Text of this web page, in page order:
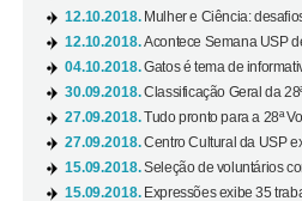
12.10.2018. Mulher e Ciência:
12.10.2018.Acontece Semana USP
04.10.2018.Gatos é tema de
30.09.2018.Classificação Geral da
27.09.2018.Tudo pronto para a 28ª
27.09.2018.Centro Cultural da USP
15.09.2018.Seleção de voluntários
15.09.2018. Expressões exibe 35